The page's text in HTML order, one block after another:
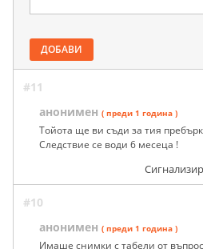
ДОБАВИ
#11
анонимен ( преди 1 година )
Тойота ще ви съди за тия
Следствие се води 6 месеца !
#10
анонимен ( преди 1 година )
Имаше снимки с табели от